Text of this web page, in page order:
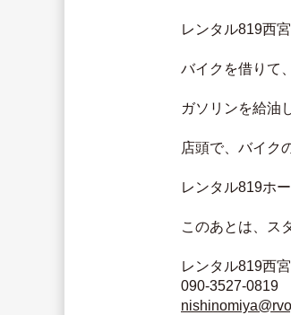
レンタル819西
バイクを借りて
ガソリンを給油
店頭で、バイク
レンタル819ホ
このあとは、ス
レンタル819西
090-3527-0819